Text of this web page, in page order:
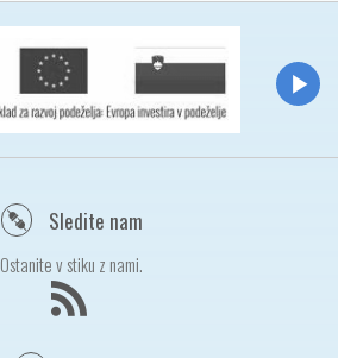
Sledite nam
Ostanite v stiku z nami.